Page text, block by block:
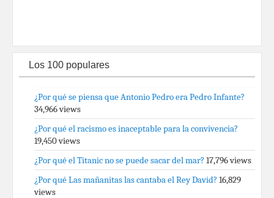
Los 100 populares
¿Por qué se piensa que Antonio Pedro era Pedro Infante?
34,966 views
¿Por qué el racismo es inaceptable para la convivencia?
19,450 views
¿Por qué el Titanic no se puede sacar del mar? 17,796 views
¿Por qué Las mañanitas las cantaba el Rey David? 16,829
views